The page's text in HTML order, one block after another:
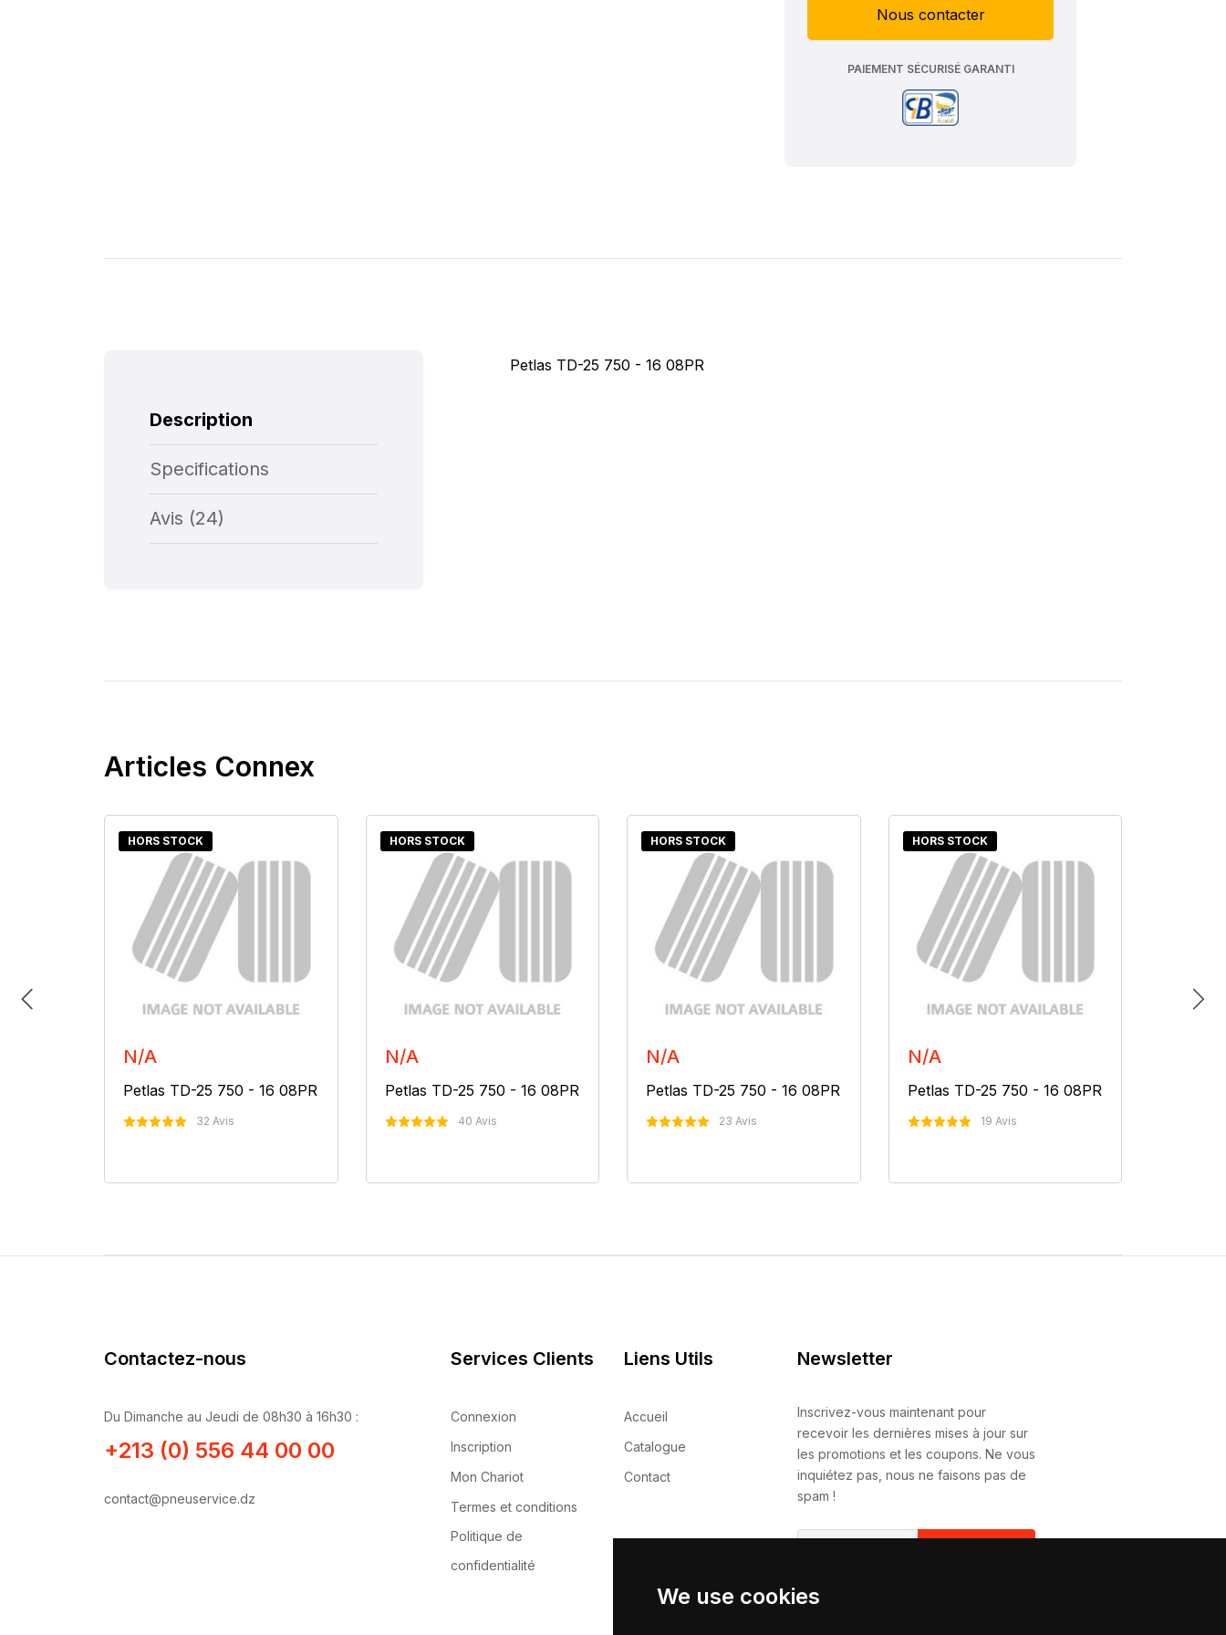
We use cookies
Nous contacter
PAIEMENT SÉCURISÉ GARANTI
Description
Specifications
Avis (24)
Petlas TD-25 750 - 16 08PR
Articles Connex
HORS STOCK
N/A
Petlas TD-25 750 - 16 08PR
32 Avis
HORS STOCK
N/A
Petlas TD-25 750 - 16 08PR
40 Avis
HORS STOCK
N/A
Petlas TD-25 750 - 16 08PR
23 Avis
HORS STOCK
N/A
Petlas TD-25 750 - 16 08PR
19 Avis
Contactez-nous
Du Dimanche au Jeudi de 08h30 à 16h30 :
+213 (0) 556 44 00 00
contact@pneuservice.dz
Services Clients
Connexion
Inscription
Mon Chariot
Termes et conditions
Politique de
confidentialité
Liens Utils
Accueil
Catalogue
Contact
Newsletter
Inscrivez-vous maintenant pour
recevoir les dernières mises à jour sur
les promotions et les coupons. Ne vous
inquiétez pas, nous ne faisons pas de
spam !
En vous abonnant, vous acceptez